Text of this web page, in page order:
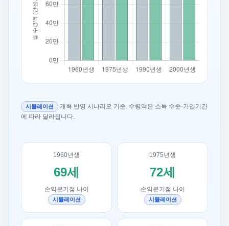
시뮬레이션
개혁 반영 시나리오 기준. 수령액은 소득 수준·가입기간
에 따라 달라집니다.
1960년생
69세
손익분기점 나이
시뮬레이션
1975년생
72세
손익분기점 나이
시뮬레이션